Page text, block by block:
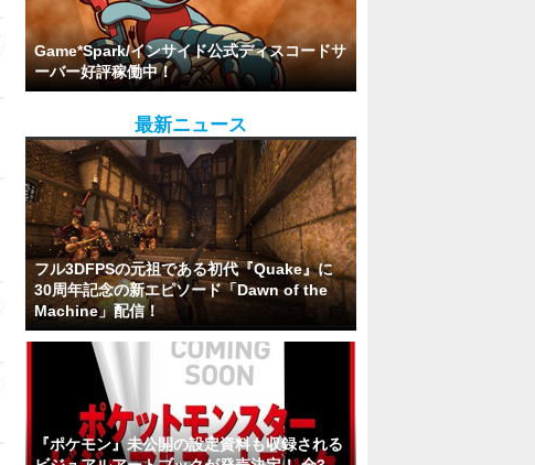
Game*Spark/インサイド公式ディスコードサ
ーバー好評稼働中！
最新ニュース
フル3DFPSの元祖である初代『Quake』に
30周年記念の新エピソード「Dawn of the
Machine」配信！
『ポケモン』未公開の設定資料も収録される